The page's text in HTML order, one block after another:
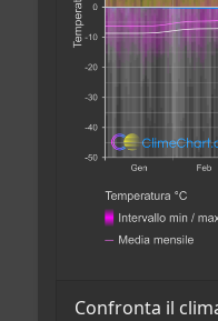
Confronta il